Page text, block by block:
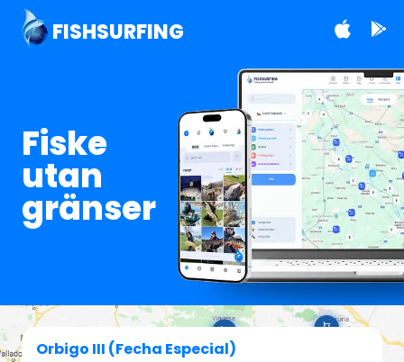
FISHSURFING
Fiske
utan
gränser
Orbigo III (Fecha Especial)